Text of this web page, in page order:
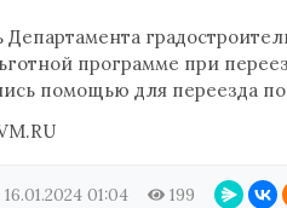
Департамента
программе при
помощью для переезда
16.01.2024 01:04 199